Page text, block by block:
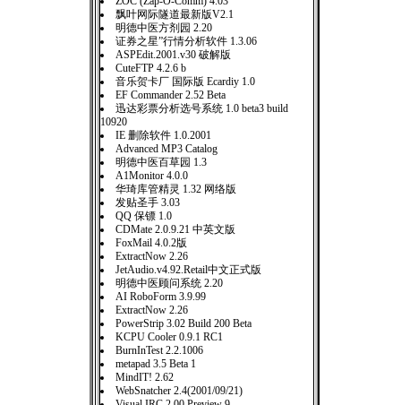
飘叶网际隧道最新版V2.1
明德中医方剂园 2.20
证券之星”行情分析软件 1.3.06
ASPEdit.2001.v30 破解版
CuteFTP 4.2.6 b
音乐贺卡厂 国际版 Ecardiy 1.0
EF Commander 2.52 Beta
迅达彩票分析选号系统 1.0 beta3 build
10920
IE 删除软件 1.0.2001
Advanced MP3 Catalog
明德中医百草园 1.3
A1Monitor 4.0.0
华琦库管精灵 1.32 网络版
发贴圣手 3.03
QQ 保镖 1.0
CDMate 2.0.9.21 中英文版
FoxMail 4.0.2版
ExtractNow 2.26
JetAudio.v4.92.Retail中文正式版
明德中医顾问系统 2.20
AI RoboForm 3.9.99
ExtractNow 2.26
PowerStrip 3.02 Build 200 Beta
KCPU Cooler 0.9.1 RC1
BurnInTest 2.2.1006
metapad 3.5 Beta 1
MindIT! 2.62
WebSnatcher 2.4(2001/09/21)